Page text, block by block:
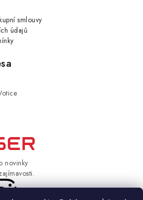
smlouvy
údajů
novinky